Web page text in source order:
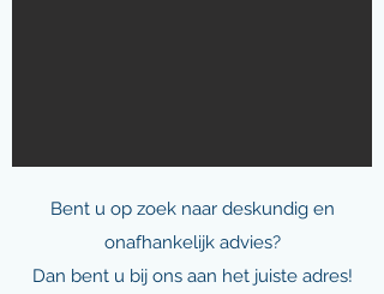
Bent u op zoek naar deskundig en
onafhankelijk advies?
Dan bent u bij ons aan het juiste adres!